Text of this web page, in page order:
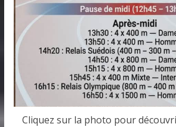
Cliquez sur la photo pour